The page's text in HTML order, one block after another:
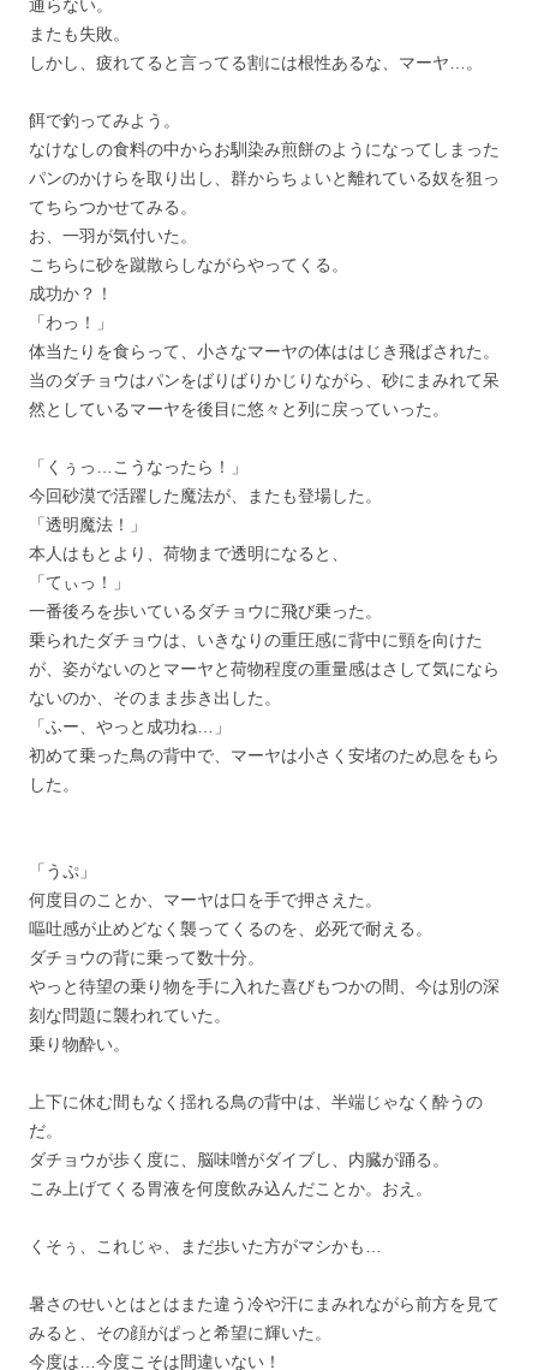
通らない。
またも失敗。
しかし、疲れてると言ってる割には根性あるな、マーヤ…。
餌で釣ってみよう。
なけなしの食料の中からお馴染み煎餅のようになってしまった
パンのかけらを取り出し、群からちょいと離れている奴を狙っ
てちらつかせてみる。
お、一羽が気付いた。
こちらに砂を蹴散らしながらやってくる。
成功か？！
「わっ！」
体当たりを食らって、小さなマーヤの体ははじき飛ばされた。
当のダチョウはパンをばりばりかじりながら、砂にまみれて呆
然としているマーヤを後目に悠々と列に戻っていった。
「くぅっ…こうなったら！」
今回砂漠で活躍した魔法が、またも登場した。
「透明魔法！」
本人はもとより、荷物まで透明になると、
「てぃっ！」
一番後ろを歩いているダチョウに飛び乗った。
乗られたダチョウは、いきなりの重圧感に背中に頸を向けた
が、姿がないのとマーヤと荷物程度の重量感はさして気になら
ないのか、そのまま歩き出した。
「ふー、やっと成功ね…」
初めて乗った鳥の背中で、マーヤは小さく安堵のため息をもら
した。
「うぷ」
何度目のことか、マーヤは口を手で押さえた。
嘔吐感が止めどなく襲ってくるのを、必死で耐える。
ダチョウの背に乗って数十分。
やっと待望の乗り物を手に入れた喜びもつかの間、今は別の深
刻な問題に襲われていた。
乗り物酔い。
上下に休む間もなく揺れる鳥の背中は、半端じゃなく酔うの
だ。
ダチョウが歩く度に、脳味噌がダイブし、内臓が踊る。
こみ上げてくる胃液を何度飲み込んだことか。おえ。
くそぅ、これじゃ、まだ歩いた方がマシかも…
暑さのせいとはとはまた違う冷や汗にまみれながら前方を見て
みると、その顔がぱっと希望に輝いた。
今度は…今度こそは間違いない！